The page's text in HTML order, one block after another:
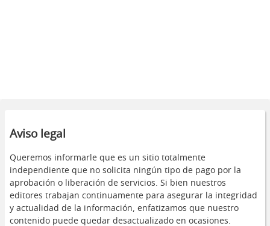
Aviso legal
Queremos informarle que es un sitio totalmente
independiente que no solicita ningún tipo de pago por la
aprobación o liberación de servicios. Si bien nuestros
editores trabajan continuamente para asegurar la integridad
y actualidad de la información, enfatizamos que nuestro
contenido puede quedar desactualizado en ocasiones.